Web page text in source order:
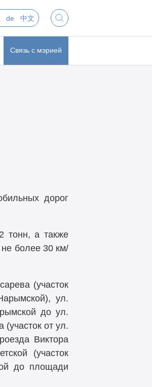
de 中文
Связь с мэрией
дорог
тонн, а также
не более 30 км/
(участок
ул.
до ул.
(участок от ул.
Виктора
(участок
до площади